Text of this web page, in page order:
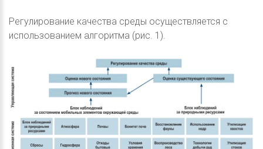
Регулирование качества среды осуществляется с
использованием алгоритма (рис. 1).